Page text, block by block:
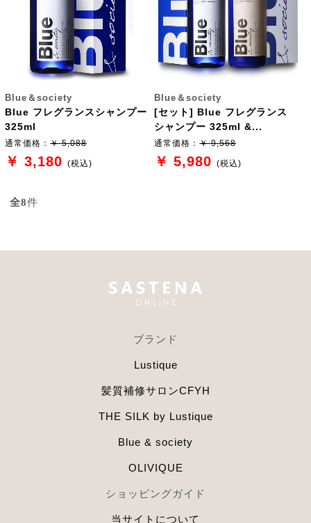
Blue＆society
Blue フレグランスシャンプー
325ml
通常価格：￥ 5,088
￥ 3,180(税込)
Blue＆society
[セット] Blue フレグランス
シャンプー 325ml &...
通常価格：￥ 9,568
￥ 5,980(税込)
全8件
ブランド
Lustique
髪質補修サロンCFYH
THE SILK by Lustique
Blue & society
OLIVIQUE
ショッピングガイド
当サイトについて